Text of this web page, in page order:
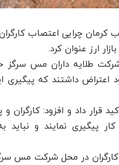
چرایی اعتصاب
ارز عنوان کرد.
داشتند که پیگیری
قرار داد و افزود:
کار پیگیری نمایند و
در محل شرکت مس